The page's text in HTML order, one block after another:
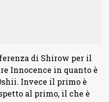
di Shirow per il
Innocence in quanto è
Invece il primo è
al primo, il che è